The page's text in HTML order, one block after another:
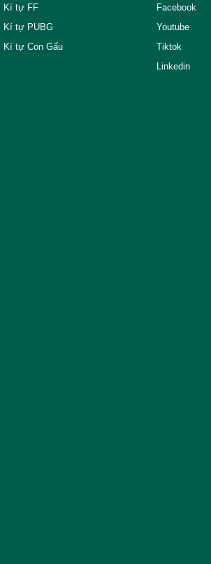
Kí tự FF
Kí tự PUBG
Kí tự Con Gấu
Facebook
Youtube
Tiktok
Linkedin